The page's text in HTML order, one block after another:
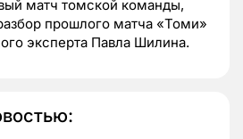
матч томской команды,
прошлого матча «Томи»
эксперта Павла Шилина.